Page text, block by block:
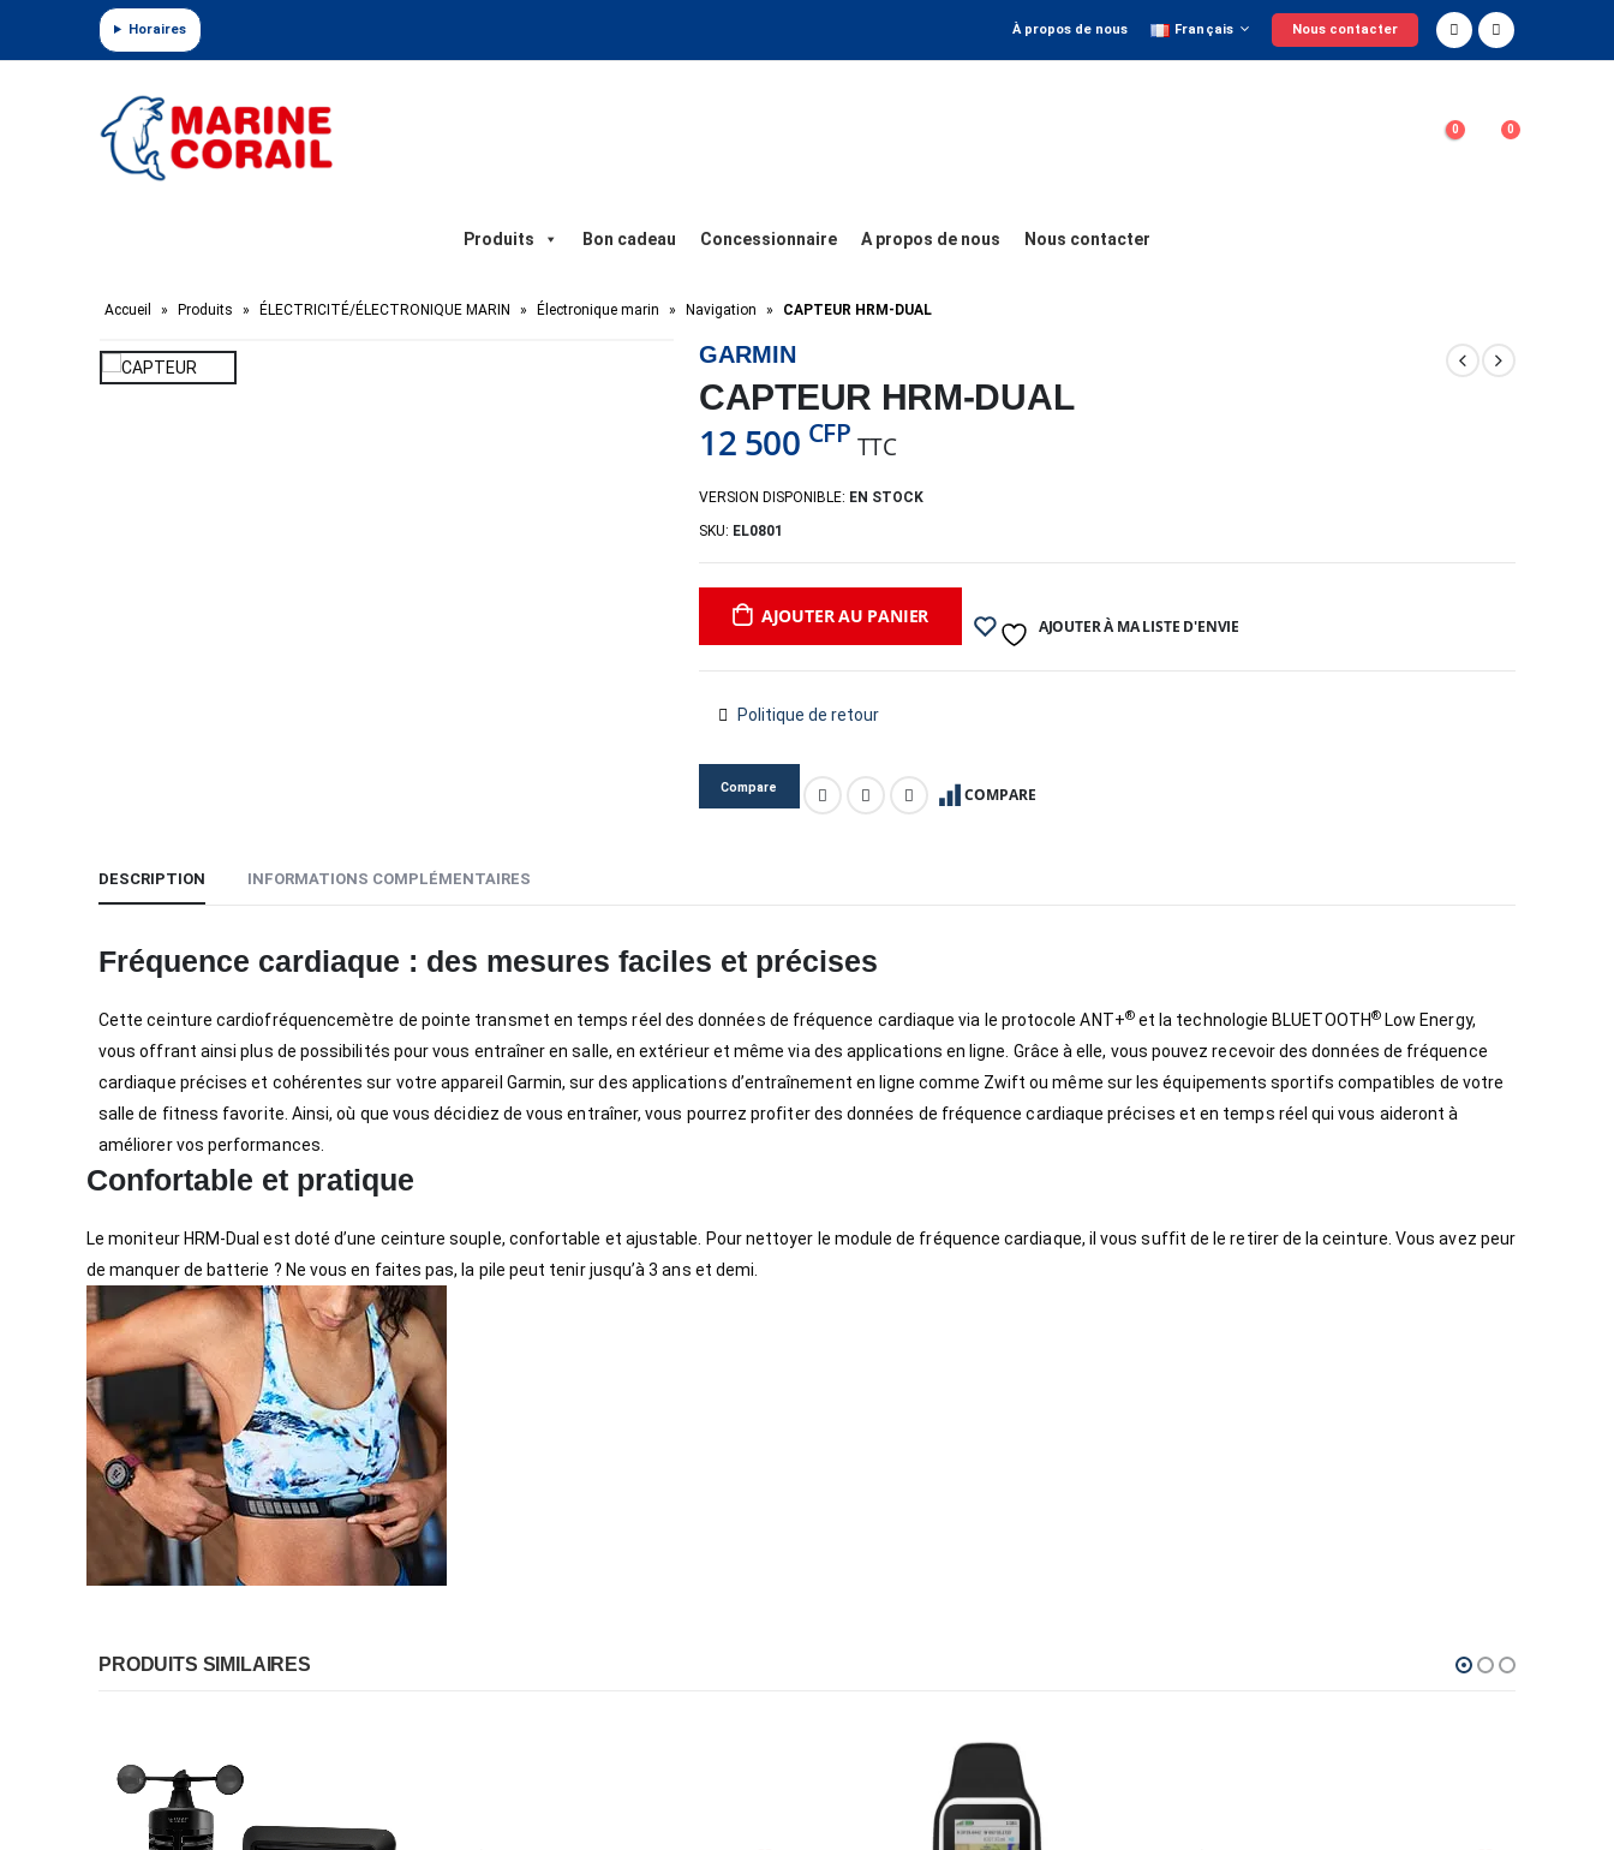
Horaires À propos de nous Français Nous contacter
0 0
Produits Bon cadeau Concessionnaire A propos de nous Nous contacter
Accueil » Produits » ÉLECTRICITÉ/ÉLECTRONIQUE MARIN » Électronique marin » Navigation » CAPTEUR HRM-DUAL
GARMIN
CAPTEUR HRM-DUAL
12 500 CFP TTC
VERSION DISPONIBLE: EN STOCK
SKU: EL0801
AJOUTER AU PANIER AJOUTER À MA LISTE D'ENVIE
Politique de retour
Compare COMPARE
DESCRIPTION INFORMATIONS COMPLÉMENTAIRES
Fréquence cardiaque : des mesures faciles et précises
Cette ceinture cardiofréquencemètre de pointe transmet en temps réel des données de fréquence cardiaque via le protocole ANT+®et la technologie BLUETOOTH®Low Energy,
vous offrant ainsi plus de possibilités pour vous entraîner en salle, en extérieur et même via des applications en ligne. Grâce à elle, vous pouvez recevoir des données de fréquence
cardiaque précises et cohérentes sur votre appareil Garmin, sur des applications d’entraînement en ligne comme Zwift ou même sur les équipements sportifs compatibles de votre
salle de fitness favorite. Ainsi, où que vous décidiez de vous entraîner, vous pourrez profiter des données de fréquence cardiaque précises et en temps réel qui vous aideront à
améliorer vos performances.
Confortable et pratique
Le moniteur HRM-Dual est doté d’une ceinture souple, confortable et ajustable. Pour nettoyer le module de fréquence cardiaque, il vous suffit de le retirer de la ceinture. Vous avez peur
de manquer de batterie ? Ne vous en faites pas, la pile peut tenir jusqu’à 3 ans et demi.
PRODUITS SIMILAIRES
Panneau de gestion des cookies